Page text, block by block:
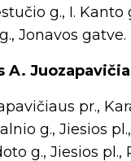
g., I.
Jonavos gatve.
A.
pr.,
g., Jiesios
g., Jiesios